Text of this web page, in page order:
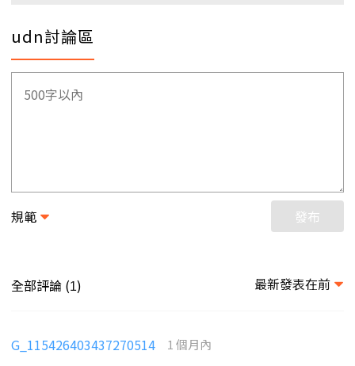
udn討論區
規範 發布
全部評論 (1) 最新發表在前
G_115426403437270514 1 個月內